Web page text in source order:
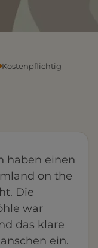
Kostenpflichtig
haben einen
on the
Die
war
das klare
ein.